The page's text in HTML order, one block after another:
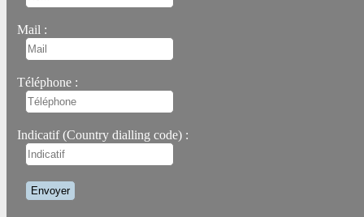
Mail :
Téléphone :
Indicatif (Country dialling code) :